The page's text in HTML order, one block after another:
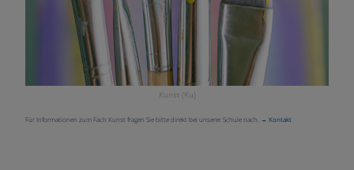
Kunst (Ku)
Für Informationen zum Fach Kunst fragen Sie bitte direkt bei unserer Schule nach. → Kontakt